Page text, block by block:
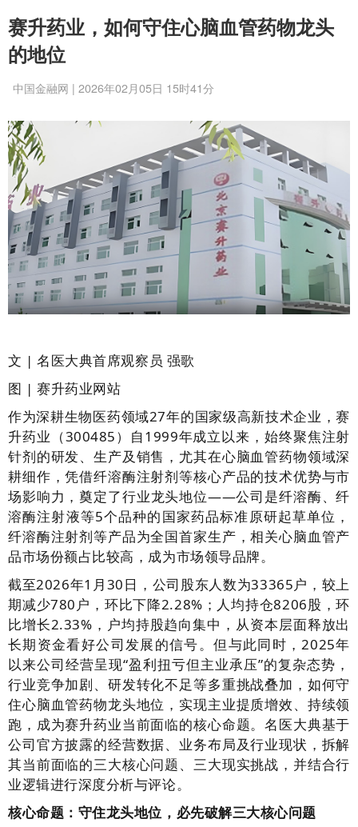
赛升药业，如何守住心脑血管药物龙头
的地位
中国金融网 | 2026年02月05日 15时41分
文 | 名医大典首席观察员 强歌
图 |赛升药业网站
作为深耕生物医药领域27年的国家级高新技术企业，赛
升药业（300485）自1999年成立以来，始终聚焦注射
针剂的研发、生产及销售，尤其在心脑血管药物领域深
耕细作，凭借纤溶酶注射剂等核心产品的技术优势与市
场影响力，奠定了行业龙头地位——公司是纤溶酶、纤
溶酶注射液等5个品种的国家药品标准原研起草单位，
纤溶酶注射剂等产品为全国首家生产，相关心脑血管产
品市场份额占比较高，成为市场领导品牌。
截至2026年1月30日，公司股东人数为33365户，较上
期减少780户，环比下降2.28%；人均持仓8206股，环
比增长2.33%，户均持股趋向集中，从资本层面释放出
长期资金看好公司发展的信号。但与此同时，2025年
以来公司经营呈现“盈利扭亏但主业承压”的复杂态势，
行业竞争加剧、研发转化不足等多重挑战叠加，如何守
住心脑血管药物龙头地位，实现主业提质增效、持续领
跑，成为赛升药业当前面临的核心命题。名医大典基于
公司官方披露的经营数据、业务布局及行业现状，拆解
其当前面临的三大核心问题、三大现实挑战，并结合行
业逻辑进行深度分析与评论。
核心命题：守住龙头地位，必先破解三大核心问题